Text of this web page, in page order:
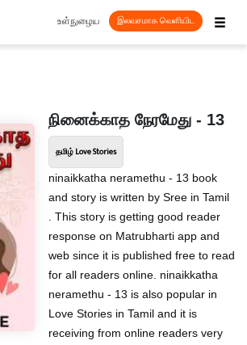
☰
உள்நுழைய இலவசமாக வெளியிட
நினைக்காத நேரமேது - 13
தமிழ் Love Stories
ninaikkatha neramethu - 13 book
and story is written by Sree in Tamil
. This story is getting good reader
response on Matrubharti app and
web since it is published free to read
for all readers online. ninaikkatha
neramethu - 13 is also popular in
Love Stories in Tamil and it is
receiving from online readers very